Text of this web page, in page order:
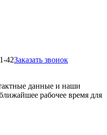
42Заказать звонок
данные и наши
рабочее время для